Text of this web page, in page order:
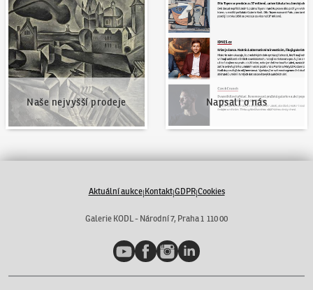
Naše nejvyšší prodeje Napsali o nás
Aktuální aukce|Kontakt|GDPR|Cookies
Galerie KODL - Národní 7, Praha 1 110 00
YouTubeFacebookInstagramLinkedIn